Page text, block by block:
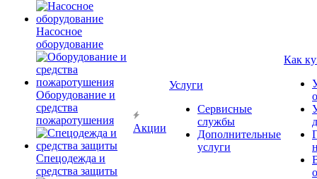
Насосное
оборудование
Оборудование и
средства
пожаротушения
Спецодежда и
средства защиты
Акции
Услуги
Сервисные
службы
Дополнительные
услуги
Как